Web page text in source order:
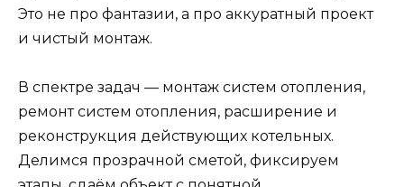
Это не про фантазии, а про аккуратный проект
и чистый монтаж.
В спектре задач — монтаж систем отопления,
ремонт систем отопления, расширение и
реконструкция действующих котельных.
Делимся прозрачной сметой, фиксируем